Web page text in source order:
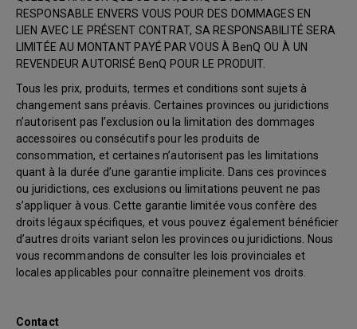
RESPONSABLE ENVERS VOUS POUR DES DOMMAGES EN
LIEN AVEC LE PRÉSENT CONTRAT, SA RESPONSABILITÉ SERA
LIMITÉE AU MONTANT PAYÉ PAR VOUS À BenQ OU À UN
REVENDEUR AUTORISÉ BenQ POUR LE PRODUIT.
Tous les prix, produits, termes et conditions sont sujets à
changement sans préavis. Certaines provinces ou juridictions
n’autorisent pas l’exclusion ou la limitation des dommages
accessoires ou consécutifs pour les produits de
consommation, et certaines n’autorisent pas les limitations
quant à la durée d’une garantie implicite. Dans ces provinces
ou juridictions, ces exclusions ou limitations peuvent ne pas
s’appliquer à vous. Cette garantie limitée vous confère des
droits légaux spécifiques, et vous pouvez également bénéficier
d’autres droits variant selon les provinces ou juridictions. Nous
vous recommandons de consulter les lois provinciales et
locales applicables pour connaître pleinement vos droits.
Contact